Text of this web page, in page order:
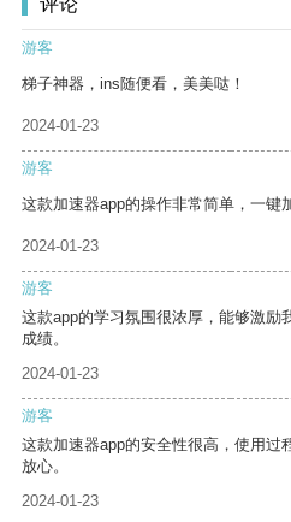
评论
游客
梯子神器，ins随便看，美美哒！
2024-01-23
游客
这款加速器app的操作非常简单，一键
2024-01-23
游客
这款app的学习氛围很浓厚，能够激励
成绩。
2024-01-23
游客
这款加速器app的安全性很高，使用过
放心。
2024-01-23